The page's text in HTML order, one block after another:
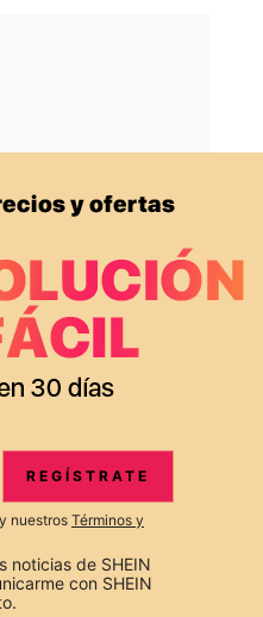
DE SHEIN
Suscribir
REGÍSTRATE
y nuestros Términos y
noticias de SHEIN
con SHEIN